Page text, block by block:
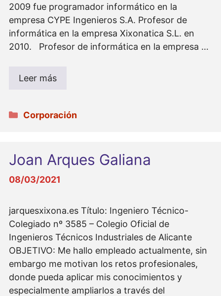
2009 fue programador informático en la
empresa CYPE Ingenieros S.A. Profesor de
informática en la empresa Xixonatica S.L. en
2010. Profesor de informática en la empresa …
Leer más
Categorías
Corporación
Joan Arques Galiana
08/03/2021
jarquesxixona.es Título: Ingeniero Técnico-
Colegiado nº 3585 – Colegio Oficial de
Ingenieros Técnicos Industriales de Alicante
OBJETIVO: Me hallo empleado actualmente, sin
embargo me motivan los retos profesionales,
donde pueda aplicar mis conocimientos y
especialmente ampliarlos a través del